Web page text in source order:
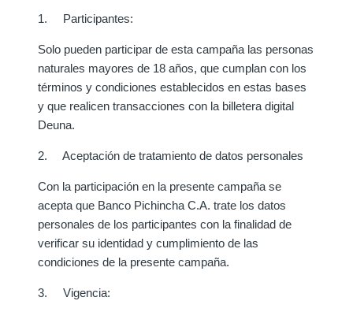
1. Participantes:
Solo pueden participar de esta campaña las personas
naturales mayores de 18 años, que cumplan con los
términos y condiciones establecidos en estas bases
y que realicen transacciones con la billetera digital
Deuna.
2. Aceptación de tratamiento de datos personales
Con la participación en la presente campaña se
acepta que Banco Pichincha C.A. trate los datos
personales de los participantes con la finalidad de
verificar su identidad y cumplimiento de las
condiciones de la presente campaña.
3. Vigencia: